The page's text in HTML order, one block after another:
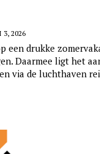
3, 2026
een drukke
Daarmee ligt het
via de luchthaven